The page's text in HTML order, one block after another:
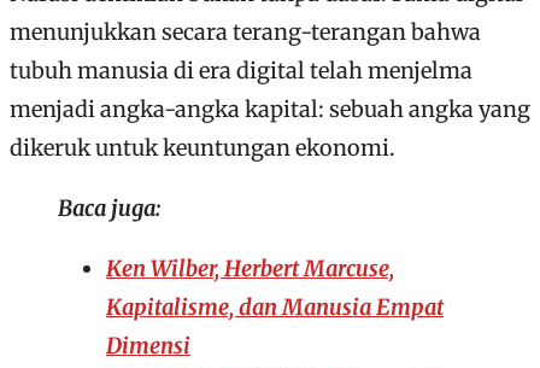
menunjukkan secara terang-terangan bahwa
tubuh manusia di era digital telah menjelma
menjadi angka-angka kapital: sebuah angka yang
dikeruk untuk keuntungan ekonomi.
Baca juga:
Ken Wilber, Herbert Marcuse,
Kapitalisme, dan Manusia Empat
Dimensi